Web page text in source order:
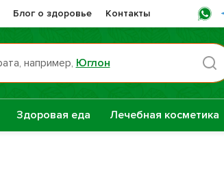
Блог о здоровье Контакты
Пн -
например, Юглон
Здоровая еда Лечебная косметика